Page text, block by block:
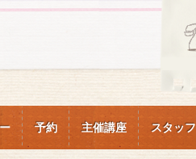
予約 主催講座 スタッ